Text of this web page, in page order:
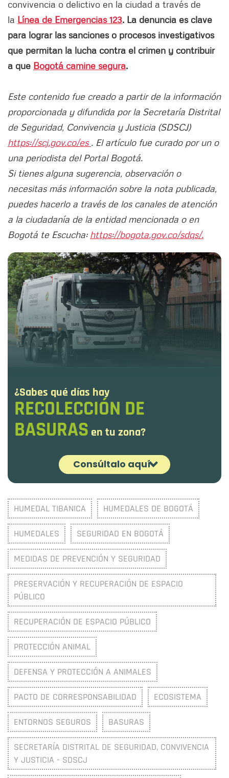
convivencia o delictivo en la ciudad a través de
la Línea de Emergencias 123. La denuncia es clave
para lograr las sanciones o procesos investigativos
que permitan la lucha contra el crimen y contribuir
a que Bogotá camine segura.
Este contenido fue creado a partir de la información
proporcionada y difundida por la Secretaría Distrital
de Seguridad, Convivencia y Justicia (SDSCJ)
https://scj.gov.co/es . El artículo fue curado por un o
una periodista del Portal Bogotá.
Si tienes alguna sugerencia, observación o
necesitas más información sobre la nota publicada,
puedes hacerlo a través de los canales de atención
a la ciudadanía de la entidad mencionada o en
Bogotá te Escucha: https://bogota.gov.co/sdqs/.
¿Sabes qué días hay
RECOLECCIÓN DE
BASURAS en tu zona?
Consúltalo aquí
'Esquema de recolección de basuras'
HUMEDAL TIBANICA HUMEDALES DE BOGOTÁ
HUMEDALES SEGURIDAD EN BOGOTÁ
MEDIDAS DE PREVENCIÓN Y SEGURIDAD
PRESERVACIÓN Y RECUPERACIÓN DE ESPACIO
PÚBLICO
RECUPERACIÓN DE ESPACIO PÚBLICO
PROTECCIÓN ANIMAL
DEFENSA Y PROTECCIÓN A ANIMALES
PACTO DE CORRESPONSABILIDAD ECOSISTEMA
ENTORNOS SEGUROS BASURAS
SECRETARÍA DISTRITAL DE SEGURIDAD, CONVIVENCIA
Y JUSTICIA - SDSCJ